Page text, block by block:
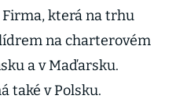
která na trhu
na charterovém
a v Maďarsku.
také v Polsku.